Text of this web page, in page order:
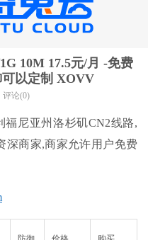
10M 17.5元/月 -免费
以定制 XOVV
评论(0)
尼亚州洛杉矶CN2线路,
深商家,商家允许用户免费